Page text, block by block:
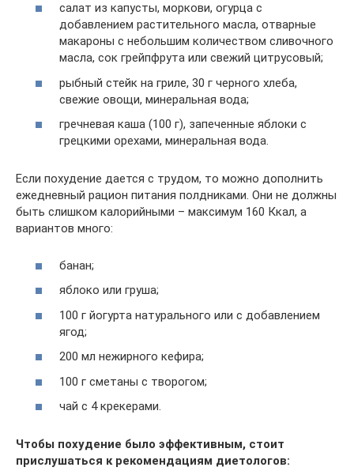
салат из капусты, моркови, огурца с
добавлением растительного масла, отварные
макароны с небольшим количеством сливочного
масла, сок грейпфрута или свежий цитрусовый;
рыбный стейк на гриле, 30 г черного хлеба,
свежие овощи, минеральная вода;
гречневая каша (100 г), запеченные яблоки с
грецкими орехами, минеральная вода.
Если похудение дается с трудом, то можно дополнить
ежедневный рацион питания полдниками. Они не должны
быть слишком калорийными – максимум 160 Ккал, а
вариантов много:
банан;
яблоко или груша;
100 г йогурта натурального или с добавлением
ягод;
200 мл нежирного кефира;
100 г сметаны с творогом;
чай с 4 крекерами.
Чтобы похудение было эффективным, стоит
прислушаться к рекомендациям диетологов: